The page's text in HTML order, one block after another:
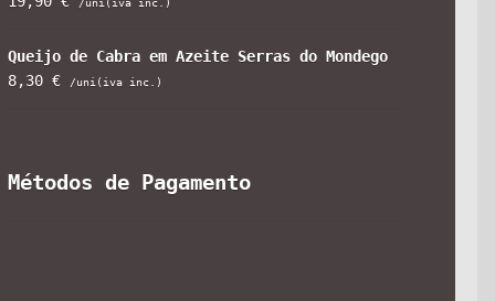
Queijo de Cabra em Azeite Serras do Mondego
8,30 € /uni(iva inc.)
Métodos de Pagamento